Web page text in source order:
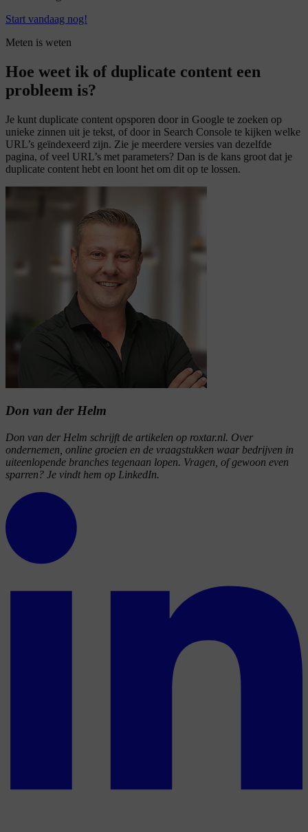
Start vandaag nog!
Meten is weten
Hoe weet ik of duplicate content een
probleem is?
Je kunt duplicate content opsporen door in Google te zoeken op
unieke zinnen uit je tekst, of door in Search Console te kijken welke
URL’s geïndexeerd zijn. Zie je meerdere versies van dezelfde
pagina, of veel URL’s met parameters? Dan is de kans groot dat je
duplicate content hebt en loont het om dit op te lossen.
Don van der Helm
Don van der Helm schrijft de artikelen op roxtar.nl. Over
ondernemen, online groeien en de vraagstukken waar bedrijven in
uiteenlopende branches tegenaan lopen. Vragen, of gewoon even
sparren? Je vindt hem op LinkedIn.